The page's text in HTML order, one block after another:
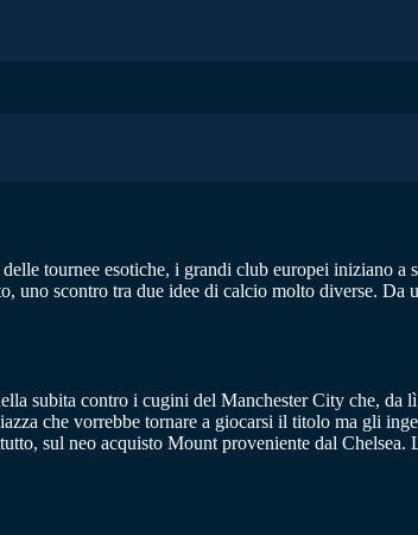
tournee esotiche, i grandi club europei iniziano a
scontro tra due idee di calcio molto diverse. Da
subita contro i cugini del Manchester City che, da
che vorrebbe tornare a giocarsi il titolo ma gli
sul neo acquisto Mount proveniente dal Chelsea.